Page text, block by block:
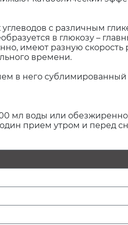
углеводов с различным
в глюкозу –
имеют разную
времени.
в него
мл воды или
один прием утром и перед